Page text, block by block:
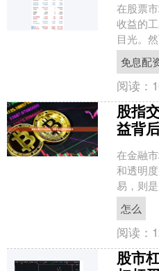
在股票
收益的
目光。
回报的
险。本
免息配
阅读：
股指
益背
在金融
和透明
易，则
文将深
法，并
怎么
阅读：
股市